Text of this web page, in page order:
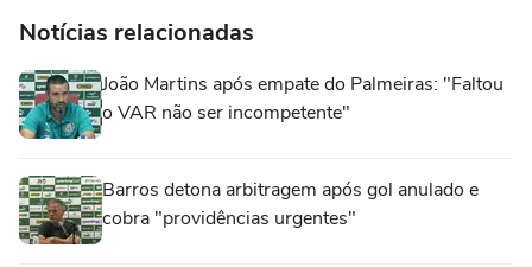
Notícias relacionadas
João Martins após empate do Palmeiras: "Faltou
o VAR não ser incompetente"
Barros detona arbitragem após gol anulado e
cobra "providências urgentes"